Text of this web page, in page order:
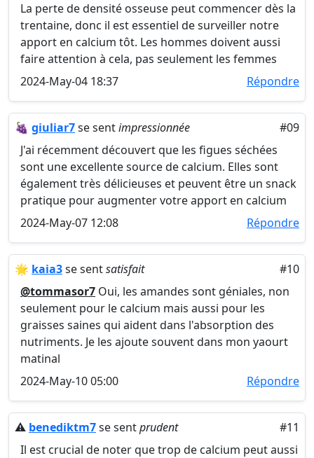
La perte de densité osseuse peut commencer dès la
trentaine, donc il est essentiel de surveiller notre
apport en calcium tôt. Les hommes doivent aussi
faire attention à cela, pas seulement les femmes
2024-May-04 18:37
Répondre
🍇 giuliar7se sentimpressionnée
#09
J'ai récemment découvert que les figues séchées
sont une excellente source de calcium. Elles sont
également très délicieuses et peuvent être un snack
pratique pour augmenter votre apport en calcium
2024-May-07 12:08
Répondre
🌟 kaia3se sentsatisfait
#10
@tommasor7 Oui, les amandes sont géniales, non
seulement pour le calcium mais aussi pour les
graisses saines qui aident dans l'absorption des
nutriments. Je les ajoute souvent dans mon yaourt
matinal
2024-May-10 05:00
Répondre
⚠️ benediktm7se sentprudent
#11
Il est crucial de noter que trop de calcium peut aussi